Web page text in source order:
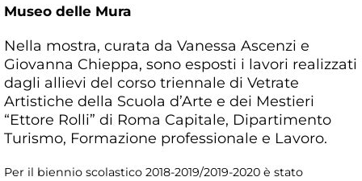
Museo delle Mura
Nella mostra, curata da Vanessa Ascenzi e
Giovanna Chieppa, sono esposti i lavori realizzati
dagli allievi del corso triennale di Vetrate
Artistiche della Scuola d’Arte e dei Mestieri
“Ettore Rolli” di Roma Capitale, Dipartimento
Turismo, Formazione professionale e Lavoro.
Per il biennio scolastico 2018-2019/2019-2020 è stato